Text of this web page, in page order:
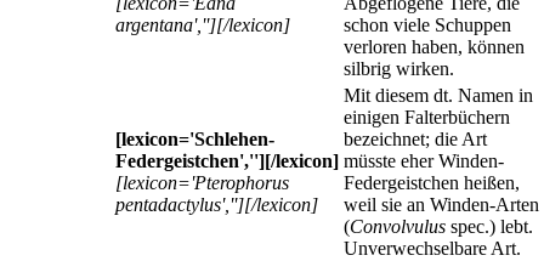
argentana',''][/lexicon]
schon viele Schuppen
verloren haben, können
silbrig wirken.
[lexicon='Schlehen-
Federgeistchen',''][/lexicon]
[lexicon='Pterophorus
pentadactylus',''][/lexicon]
Mit diesem dt. Namen in
einigen Falterbüchern
bezeichnet; die Art
müsste eher Winden-
Federgeistchen heißen,
weil sie an Winden-Arten
(Convolvulus spec.) lebt.
Unverwechselbare Art.